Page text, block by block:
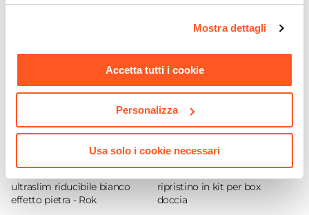
momento. Per maggiori informazioni si invita a leggere la
Mostra dettagli
Accetta tutti i cookie
Personalizza
Usa solo i cookie necessari
Sistema Di Apertura
Colore Maniglie O Pomelli
Braccio Di Sostegno
Chiusura
Magnetica
Installazione
ultraslim riducibile bianco
effetto pietra - Rok
CODICE:BOXCLEAN
ripristino in kit per box
doccia